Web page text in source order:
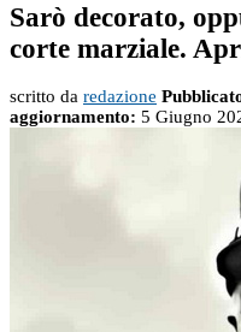
Sarò decorato,
corte marziale.
scritto da redazione
aggiornamento: 5 Giugno